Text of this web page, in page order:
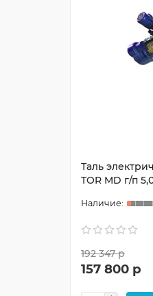
Таль
TOR MD г/п
192 347 р
157 800 р